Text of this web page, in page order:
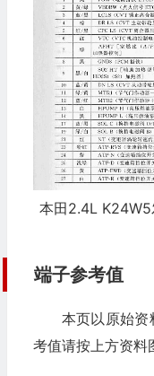
本田2.4L
端子参考值
本页以原始资
考值请按上方资料